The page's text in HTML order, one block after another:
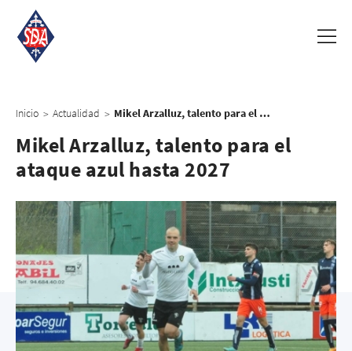
Inicio > Actualidad > Mikel Arzalluz, talento para el ataque azul hasta 2027
Mikel Arzalluz, talento para el
ataque azul hasta 2027